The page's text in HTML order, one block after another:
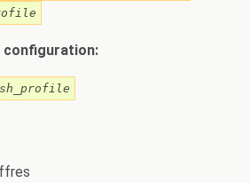
configuration: